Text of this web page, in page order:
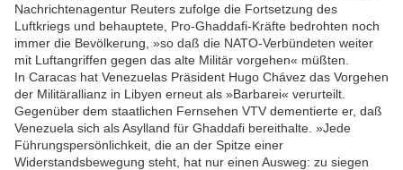
Nachrichtenagentur Reuters zufolge die Fortsetzung des
Luftkriegs und behauptete, Pro-Ghaddafi-Kräfte bedrohten noch
immer die Bevölkerung, »so daß die NATO-Verbündeten weiter
mit Luftangriffen gegen das alte Militär vorgehen« müßten.
In Caracas hat Venezuelas Präsident Hugo Chávez das Vorgehen
der Militärallianz in Libyen erneut als »Barbarei« verurteilt.
Gegenüber dem staatlichen Fernsehen VTV dementierte er, daß
Venezuela sich als Asylland für Ghaddafi bereithalte. »Jede
Führungspersönlichkeit, die an der Spitze einer
Widerstandsbewegung steht, hat nur einen Ausweg: zu siegen